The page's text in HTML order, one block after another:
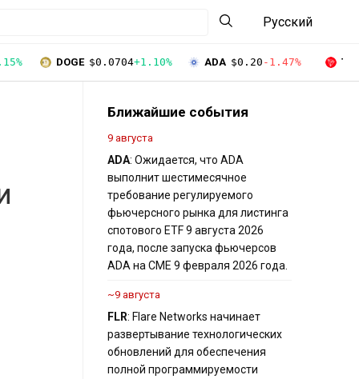
Русский
DOGE $0.0704+1.10% ADA $0.20 -1.47%
Ближайшие события
9 августа
ADA: Ожидается, что ADA
выполнит шестимесячное
требование регулируемого
фьючерсного рынка для листинга
спотового ETF 9 августа 2026
года, после запуска фьючерсов
ADA на CME 9 февраля 2026 года.
~9 августа
FLR: Flare Networks начинает
развертывание технологических
обновлений для обеспечения
полной программируемости